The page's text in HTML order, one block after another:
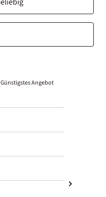
Günstigstes Angebot